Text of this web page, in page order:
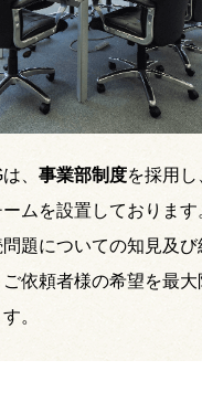
、 事業部制度を採用
ムを設置しております
題についての知見及
依頼者様の希望を最大
。